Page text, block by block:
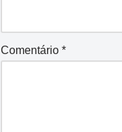
Comentário *